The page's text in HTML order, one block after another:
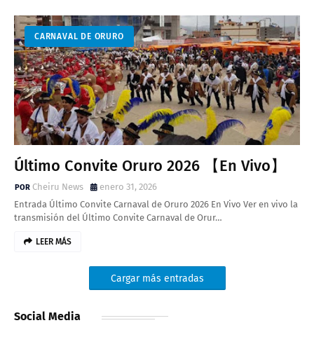
CARNAVAL DE ORURO
Último Convite Oruro 2026 【En Vivo】
Cheiru News
enero 31, 2026
Entrada Último Convite Carnaval de Oruro 2026 En Vivo Ver en vivo la
transmisión del Último Convite Carnaval de Orur…
LEER MÁS
Cargar más entradas
Social Media